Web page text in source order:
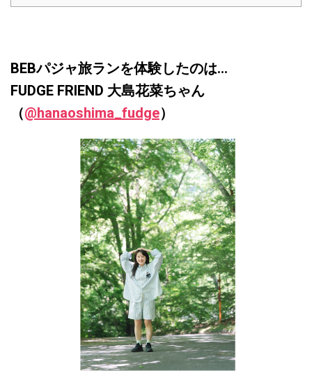
BEBパジャ旅ランを体験したのは…
FUDGE FRIEND 大島花菜ちゃん
（@hanaoshima_fudge）